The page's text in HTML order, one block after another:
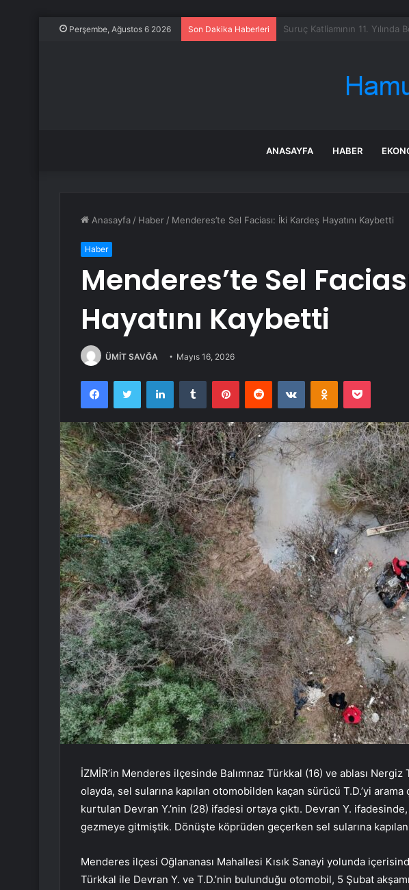
Perşembe, Ağustos 6 2026 Son Dakika Haberleri 21 Temmuz benzine,
ANASAYFA HABER
Anasayfa / Haber / Menderes’te Sel Faciası: İki Kardeş Hayatını Kaybetti
Haber
Menderes’te Sel
Hayatını Kaybetti
ÜMİT SAVĞA Mayıs 16, 2026
FacebookTwitter LinkedInTumblr PinterestReddit VKontakteOdnoklassniki
Pocket
İZMİR’in Menderes ilçesinde Balımnaz Türkkal (16) ve ablası Nergiz
olayda, sel sularına kapılan otomobilden kaçan sürücü T.D.’yi arama
kurtulan Devran Y.’nin (28) ifadesi ortaya çıktı. Devran Y.
gezmeye gitmiştik. Dönüşte köprüden geçerken sel sularına
Menderes ilçesi Oğlananası Mahallesi Kısık Sanayi yolunda
Türkkal ile Devran Y. ve T.D.’nin bulunduğu otomobil, 5 Şubat